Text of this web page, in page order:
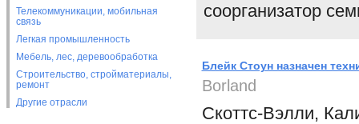
Телекоммуникации, мобильная
связь
Легкая промышленность
Мебель, лес, деревообработка
Строительство, стройматериалы,
ремонт
Другие отрасли
соорганизатор
Блейк Стоун назначен
Borland
Скоттс-Вэлли,